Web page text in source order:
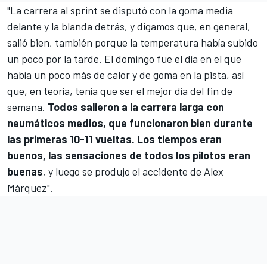
"La carrera al sprint se disputó con la goma media
delante y la blanda detrás, y digamos que, en general,
salió bien, también porque la temperatura había subido
un poco por la tarde. El domingo fue el día en el que
había un poco más de calor y de goma en la pista, así
que, en teoría, tenía que ser el mejor día del fin de
semana. Todos salieron a la carrera larga con
neumáticos medios, que funcionaron bien durante
las primeras 10-11 vueltas. Los tiempos eran
buenos, las sensaciones de todos los pilotos eran
buenas, y luego se produjo el accidente de Alex
Márquez".